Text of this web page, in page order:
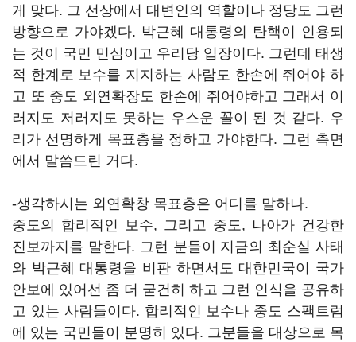
게 맞다. 그 선상에서 대변인의 역할이나 정당도 그런
방향으로 가야겠다. 박근혜 대통령의 탄핵이 인용되
는 것이 국민 민심이고 우리당 입장이다. 그런데 태생
적 한계로 보수를 지지하는 사람도 한손에 쥐어야 하
고 또 중도 외연확장도 한손에 쥐어야하고 그래서 이
러지도 저러지도 못하는 우스운 꼴이 된 것 같다. 우
리가 선명하게 목표층을 정하고 가야한다. 그런 측면
에서 말씀드린 거다.
-생각하시는 외연확창 목표층은 어디를 말하나.
중도의 합리적인 보수, 그리고 중도, 나아가 건강한
진보까지를 말한다. 그런 분들이 지금의 최순실 사태
와 박근혜 대통령을 비판 하면서도 대한민국이 국가
안보에 있어선 좀 더 굳건히 하고 그런 인식을 공유하
고 있는 사람들이다. 합리적인 보수나 중도 스팩트럼
에 있는 국민들이 분명히 있다. 그분들을 대상으로 목